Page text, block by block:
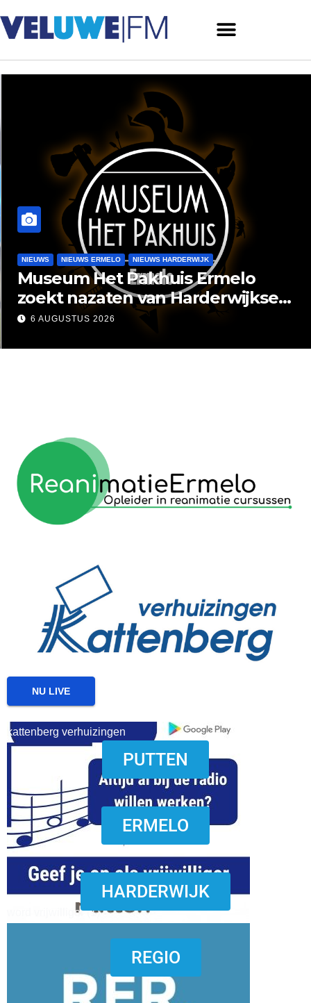
NIEUWS NIEUWS ERMELO NIEUWS HARDERWIJK
Museum Het Pakhuis Ermelo
zoekt nazaten van Harderwijkse
visser
6 AUGUSTUS 2026
reanimatie ermelo
download onzze App
kattenberg verhuizingen
word vrijwilliger (1)
NU LIVE
PUTTEN
ERMELO
HARDERWIJK
REGIO